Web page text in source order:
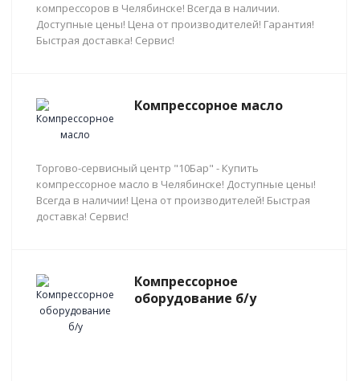
компрессоров в Челябинске! Всегда в наличии.
Доступные цены! Цена от производителей! Гарантия!
Быстрая доставка! Сервис!
Компрессорное масло
Торгово-сервисный центр "10Бар" - Купить
компрессорное масло в Челябинске! Доступные цены!
Всегда в наличии! Цена от производителей! Быстрая
доставка! Сервис!
Компрессорное
оборудование б/у